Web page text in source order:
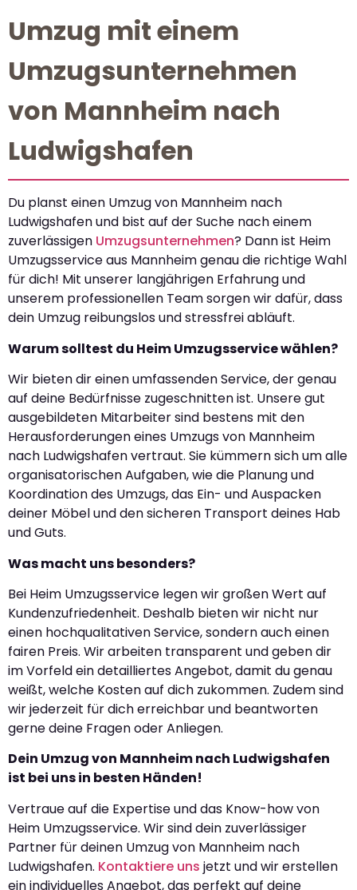
Umzug mit einem
Umzugsunternehmen
von Mannheim nach
Ludwigshafen
Du planst einen Umzug von Mannheim nach
Ludwigshafen und bist auf der Suche nach einem
zuverlässigen Umzugsunternehmen? Dann ist Heim
Umzugsservice aus Mannheim genau die richtige Wahl
für dich! Mit unserer langjährigen Erfahrung und
unserem professionellen Team sorgen wir dafür, dass
dein Umzug reibungslos und stressfrei abläuft.
Warum solltest du Heim Umzugsservice wählen?
Wir bieten dir einen umfassenden Service, der genau
auf deine Bedürfnisse zugeschnitten ist. Unsere gut
ausgebildeten Mitarbeiter sind bestens mit den
Herausforderungen eines Umzugs von Mannheim
nach Ludwigshafen vertraut. Sie kümmern sich um alle
organisatorischen Aufgaben, wie die Planung und
Koordination des Umzugs, das Ein- und Auspacken
deiner Möbel und den sicheren Transport deines Hab
und Guts.
Was macht uns besonders?
Bei Heim Umzugsservice legen wir großen Wert auf
Kundenzufriedenheit. Deshalb bieten wir nicht nur
einen hochqualitativen Service, sondern auch einen
fairen Preis. Wir arbeiten transparent und geben dir
im Vorfeld ein detailliertes Angebot, damit du genau
weißt, welche Kosten auf dich zukommen. Zudem sind
wir jederzeit für dich erreichbar und beantworten
gerne deine Fragen oder Anliegen.
Dein Umzug von Mannheim nach Ludwigshafen
ist bei uns in besten Händen!
Vertraue auf die Expertise und das Know-how von
Heim Umzugsservice. Wir sind dein zuverlässiger
Partner für deinen Umzug von Mannheim nach
Ludwigshafen. Kontaktiere uns jetzt und wir erstellen
ein individuelles Angebot, das perfekt auf deine